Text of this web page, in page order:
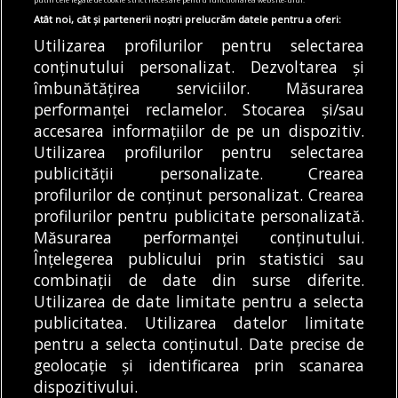
rețeaua electrică
Știri
VIDEO | A fost montată ultima grindă de
beton de pe Autostrada A0
MODIFICĂ SETĂRILE COOKIES
© Copyright 2025 - Buletin de București.
Găzduit dePresslabs.com. Powered by TRS Design.
Despre
Noi
Media
Kit
Politică De
Confidențialitate
Cookie
Policy (EU)
Cookie
Policy
Atât noi, cât și partenerii noștri prelucrăm datele pentru a oferi:
Utilizarea profilurilor pentru selectarea
conținutului personalizat. Dezvoltarea și
îmbunătățirea serviciilor. Măsurarea
performanței reclamelor. Stocarea și/sau
accesarea informațiilor de pe un dispozitiv.
Utilizarea profilurilor pentru selectarea
publicității personalizate. Crearea
profilurilor de conținut personalizat. Crearea
profilurilor pentru publicitate personalizată.
Măsurarea performanței conținutului.
Înțelegerea publicului prin statistici sau
combinații de date din surse diferite.
Utilizarea de date limitate pentru a selecta
publicitatea. Utilizarea datelor limitate
pentru a selecta conținutul. Date precise de
geolocație și identificarea prin scanarea
dispozitivului.